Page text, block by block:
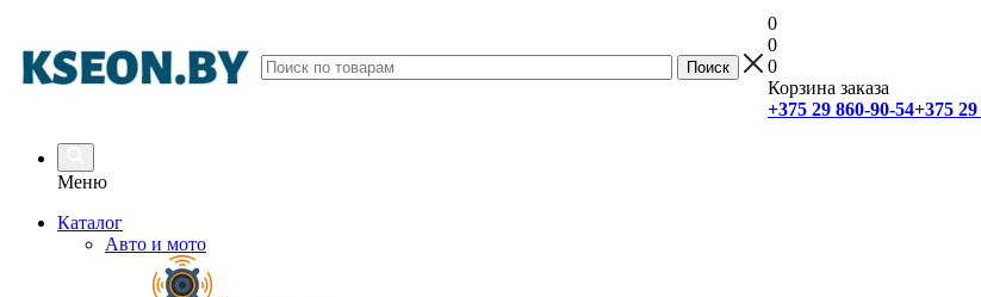
0
0
0
Корзина заказа
+375 29 860-90-54+375
Меню
Каталог
Авто и мото